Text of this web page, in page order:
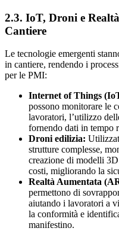
2.3. IoT, Droni e
Cantiere
Le tecnologie emergenti
in cantiere, rendendo i
per le PMI:
Internet of Things
possono monitorare le
lavoratori, l’utilizzo
fornendo dati in tempo
Droni edilizia:
strutture complesse,
creazione di modelli
costi, migliorando la
Realtà Aumentata
permettono di
aiutando i lavoratori a
la conformità e
manifestino.